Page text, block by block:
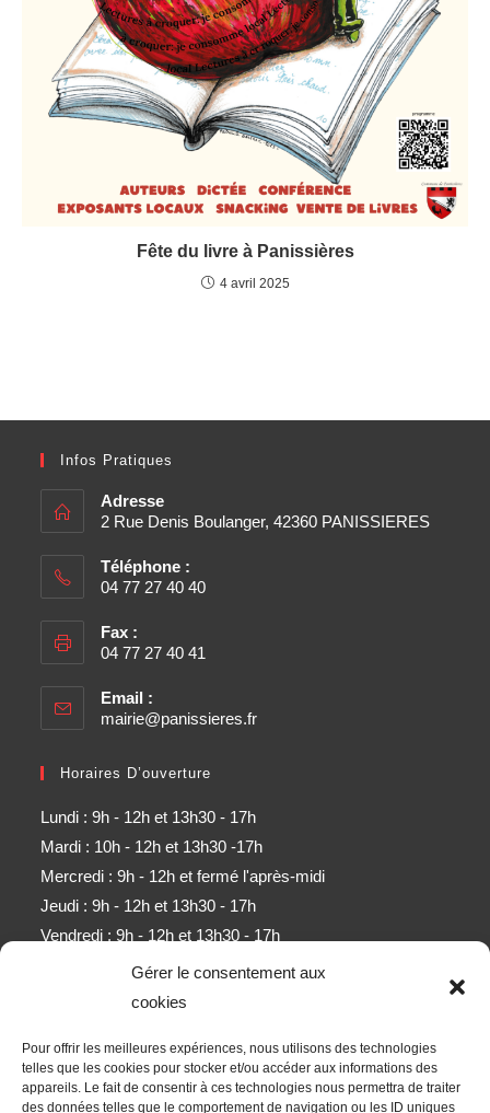
Gérer le consentement aux
cookies
Pour offrir les meilleures expériences, nous utilisons des technologies
telles que les cookies pour stocker et/ou accéder aux informations des
appareils. Le fait de consentir à ces technologies nous permettra de traiter
des données telles que le comportement de navigation ou les ID uniques
Fête du livre à Panissières
4 avril 2025
Infos Pratiques
Adresse
2 Rue Denis Boulanger, 42360 PANISSIERES
Téléphone :
04 77 27 40 40
Fax :
04 77 27 40 41
Email :
mairie@panissieres.fr
Horaires D’ouverture
Lundi : 9h - 12h et 13h30 - 17h
Mardi : 10h - 12h et 13h30 -17h
Mercredi : 9h - 12h et fermé l'après-midi
Jeudi : 9h - 12h et 13h30 - 17h
Vendredi : 9h - 12h et 13h30 - 17h
Samedi : 9h - 11h (sauf mois d'août)
Obtenez l’ensemble des derniers contenus par e-mail.